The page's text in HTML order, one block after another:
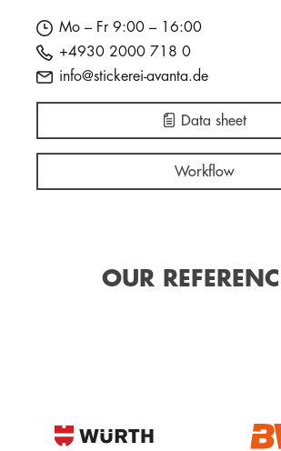
Mo – Fr 9:00 – 16:00
+4930 2000 718 0
info@stickerei-avanta.de
Data sheet
Workflow
OUR